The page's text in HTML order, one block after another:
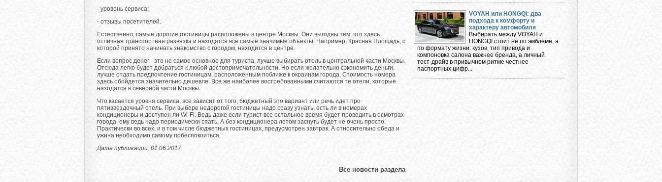
- уровень сервиса;
- отзывы посетителей.
Естественно, самые дорогие гостиницы расположены в центре Москвы. Они выгодны тем, что здесь
отличная транспортная развязка и находятся все самые значимые объекты. Например, Красная Площадь, с
которой принято начинать знакомство с городом, находится в центре.
Если вопрос денег - это не самое основное для туриста, лучше выбирать отель в центральной части Москвы.
Отсюда легко будет добраться к любой достопримечательности. Но если желательно сэкономить деньги,
лучше отдать предпочтение гостиницам, расположенным поближе к окраинам города. Стоимость номера
здесь обойдется значительно дешевле. Все же наиболее востребованными считаются те отели, которые
находятся в северной части Москвы.
Что касается уровня сервиса, все зависит от того, бюджетный это вариант или речь идет про
пятизвездочный отель. При выборе недорогой гостиницы надо сразу узнать, есть ли в номерах
кондиционеры и доступен ли Wi-Fi. Ведь даже если турист все остальное время будет проводить в осмотрах
города, ему ведь надо периодически спать. А без кондиционера летом заснуть будет не очень просто.
Практически во всех, и в том числе бюджетных гостиницах, предусмотрен завтрак. А относительно обеда и
ужина необходимо самому побеспокоиться.
Дата публикации: 01.06.2017
Все новости раздела
VOYAH или HONGQI: два
подхода к комфорту и
характеру автомобиля
Выбирать между VOYAH и
HONGQI стоит не по эмблеме, а
по формату жизни: кузов, тип привода и
компоновка салона важнее бренда, а личный
тест-драйв в привычном ритме честнее
паспортных цифр...